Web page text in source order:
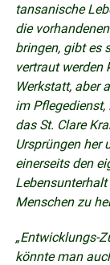
tansanische
die
bringen, gibt es
vertraut werden
Werkstatt, aber
im
das St. Clare
Ursprüngen her
einerseits den
Menschen zu
„Entwicklungs-
könnte man